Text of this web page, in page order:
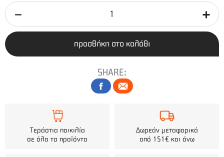
προσθήκη στο καλάθι
SHARE:
Τεράστια ποικιλία
σε όλα τα προϊόντα
Δωρεάν μεταφορικά
από 151€ και άνω